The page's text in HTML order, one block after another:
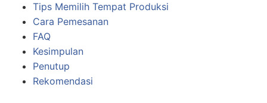
Tips Memilih Tempat Produksi
Cara Pemesanan
FAQ
Kesimpulan
Penutup
Rekomendasi